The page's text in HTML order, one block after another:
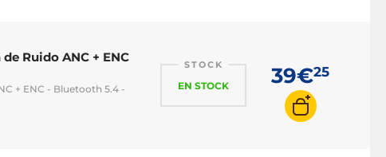
Ruido ANC + ENC
+ ENC - Bluetooth 5.4 -
STOCK
EN STOCK 39€25